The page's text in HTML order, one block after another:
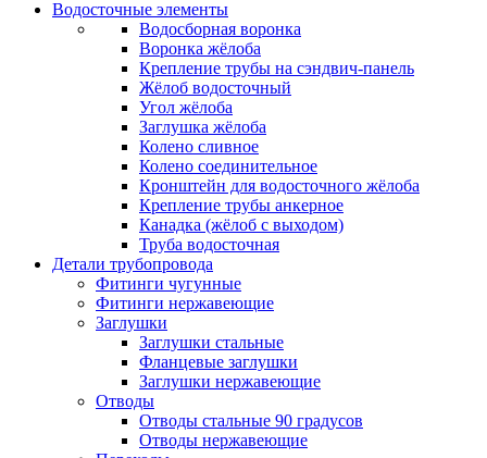
Водосточные элементы
Водосборная воронка
Воронка жёлоба
Крепление трубы на сэндвич-панель
Жёлоб водосточный
Угол жёлоба
Заглушка жёлоба
Колено сливное
Колено соединительное
Кронштейн для водосточного жёлоба
Крепление трубы анкерное
Канадка (жёлоб с выходом)
Труба водосточная
Детали трубопровода
Фитинги чугунные
Фитинги нержавеющие
Заглушки
Заглушки стальные
Фланцевые заглушки
Заглушки нержавеющие
Отводы
Отводы стальные 90 градусов
Отводы нержавеющие